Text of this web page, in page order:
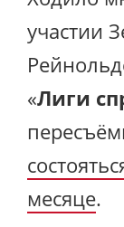
участии
«Лиги
месяце.